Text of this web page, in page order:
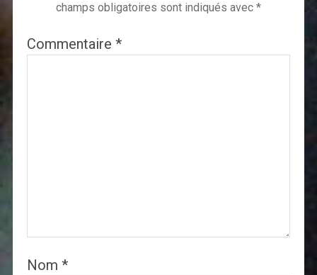
champs obligatoires sont indiqués avec *
Commentaire *
Nom *